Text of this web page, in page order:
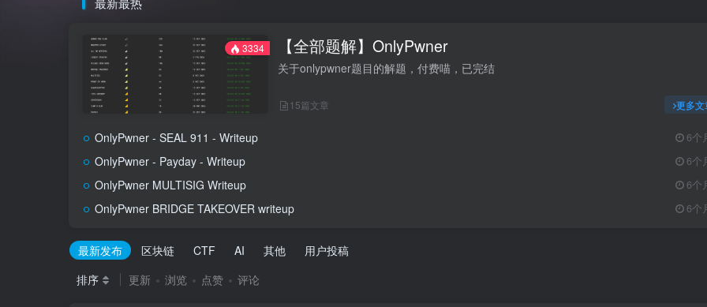
3334 【全部题解】OnlyPwner
关于onlypwner题目的解题，付费喵，已完结
15篇文章 更多文
OnlyPwner - SEAL 911 - Writeup 6个
OnlyPwner - Payday - Writeup 6个
OnlyPwner MULTISIG Writeup 6个
OnlyPwner BRIDGE TAKEOVER writeup 6个
最新发布 区块链 CTF AI 其他
用户投稿
排序
更新 浏览 点赞 评论